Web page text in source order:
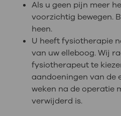
Als u geen pijn meer
voorzichtig bewegen.
heen.
U heeft fysiotherapie
van uw elleboog. Wij
fysiotherapeut te
aandoeningen van de
weken na de operatie
verwijderd is.